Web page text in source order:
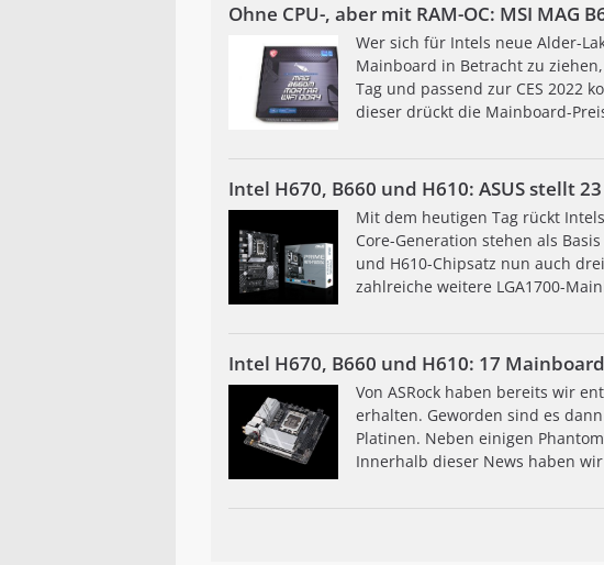
Ohne CPU-, aber mit RAM-OC: MSI MAG
Wer sich für Intels neue Alder-
Mainboard in Betracht zu
Tag und passend zur CES 2022
dieser drückt die Mainboard-
Intel H670, B660 und H610: ASUS stellt
Mit dem heutigen Tag rückt
Core-Generation stehen als
und H610-Chipsatz nun auch
zahlreiche weitere LGA1700-
Intel H670, B660 und H610: 17
Von ASRock haben bereits wir
erhalten. Geworden sind es
Platinen. Neben einigen
Innerhalb dieser News haben